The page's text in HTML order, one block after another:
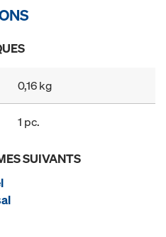
0,16 kg
1 pc.
SUIVANTS